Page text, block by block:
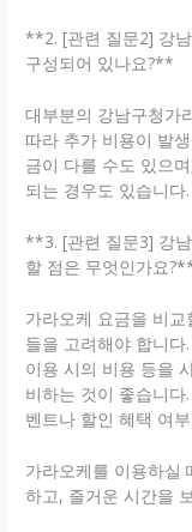
**2. [관련 질문2] 강
구성되어 있나요?**
대부분의 강남구청가
따라 추가 비용이 발
금이 다를 수도 있으
되는 경우도 있습니다.
**3. [관련 질문3] 강
할 점은 무엇인가요
가라오케 요금을 비
들을 고려해야 합니
이용 시의 비용 등을
비하는 것이 좋습니
벤트나 할인 혜택 여
가라오케를 이용하실
하고, 즐거운 시간을